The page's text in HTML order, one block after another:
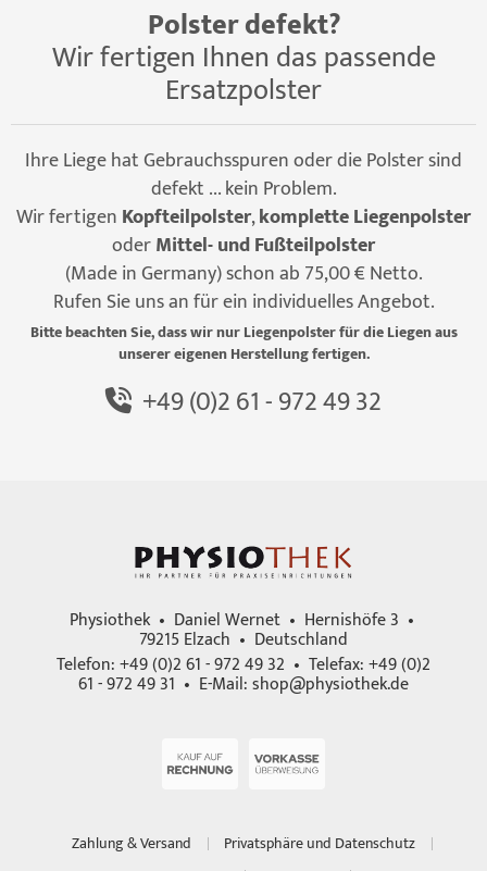
Polster defekt?
Wir fertigen Ihnen das passende
Ersatzpolster
Ihre Liege hat Gebrauchsspuren oder die Polster sind
defekt ... kein Problem.
Wir fertigen Kopfteilpolster,komplette Liegenpolster
oderMittel- und Fußteilpolster
(Made in Germany) schon ab 75,00 € Netto.
Rufen Sie uns an für ein individuelles Angebot.
Bitte beachten Sie, dass wir nur Liegenpolster für die Liegen aus
unserer eigenen Herstellung fertigen.
+49 (0)2 61 - 972 49 32
Physiothek • Daniel Wernet • Hernishöfe 3 •
79215 Elzach • Deutschland
Telefon: +49 (0)2 61 - 972 49 32 • Telefax: +49 (0)2
61 - 972 49 31 • E-Mail:shop@physiothek.de
Zahlung & Versand
Privatsphäre und Datenschutz